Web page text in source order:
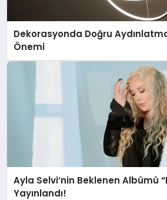
Dekorasyonda Doğru
Önemi
Ayla Selvi’nin Beklenen Albümü
Yayınlandı!